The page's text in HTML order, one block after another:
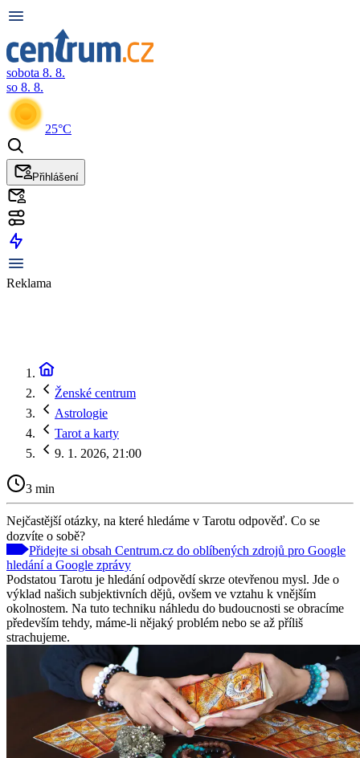
sobota 8. 8.
so 8. 8.
25°C
Přihlášení
Reklama
Ženské centrum
Astrologie
Tarot a karty
9. 1. 2026, 21:00
3 min
Nejčastější otázky, na které hledáme v Tarotu odpověď. Co se
dozvíte o sobě?
Přidejte si obsah Centrum.cz do oblíbených zdrojů pro Google
hledání a Google zprávy
Podstatou Tarotu je hledání odpovědí skrze otevřenou mysl. Jde o
výklad našich subjektivních dějů, ovšem ve vztahu k vnějším
okolnostem. Na tuto techniku náhledu do budoucnosti se obracíme
především tehdy, máme-li nějaký problém nebo se až příliš
strachujeme.